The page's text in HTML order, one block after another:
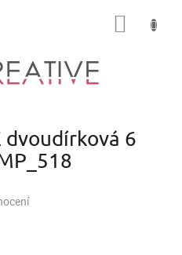
dvoudírková 6